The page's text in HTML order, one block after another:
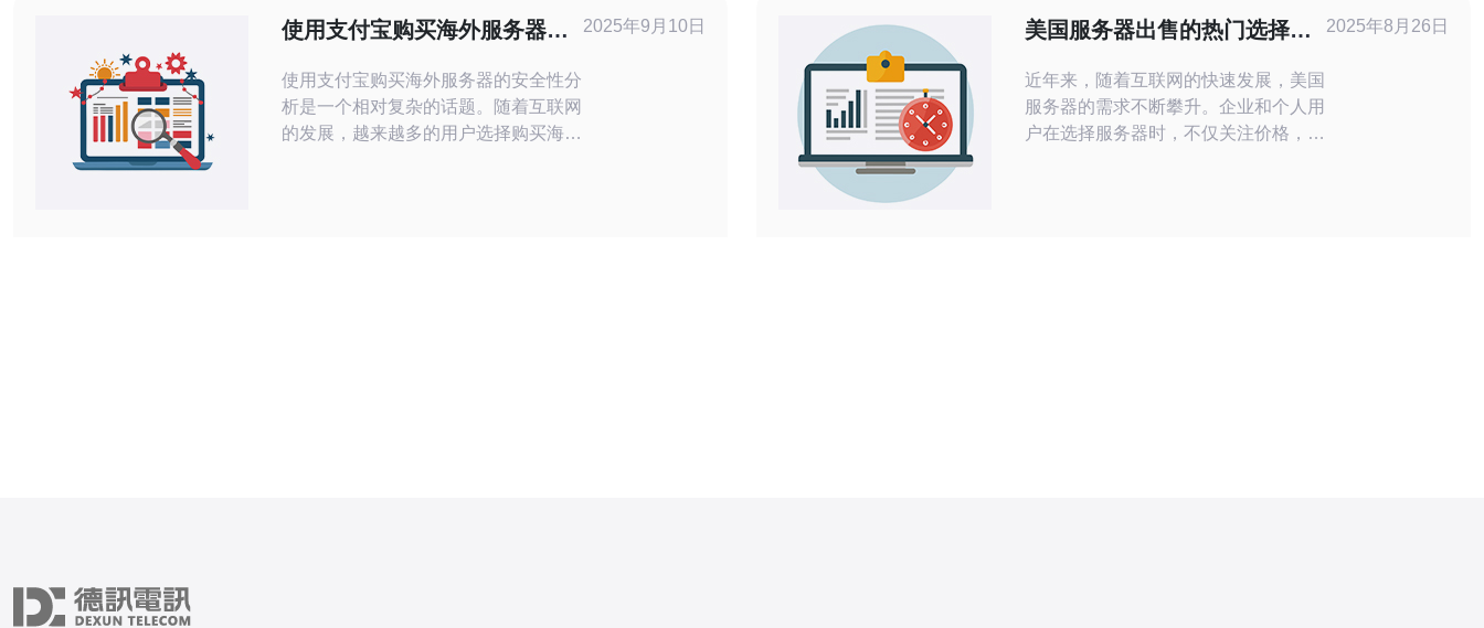
的服务。这些免费额度可能包括一定的
存储空间、计算资源或者
和高速互联网接入，是许多大型网站和
企业的首选服务器位置。
使用支付宝购买海外服务器的
使用支付宝购买海外服务器的安全性分
析是一个相对复杂的话题。随着互联网
的发展，越来越多的用户选择购买海外
2025年9月10日
美国服务器出售的热门选择与
近年来，随着互联网的快速发展，美国
服务器的需求不断攀升。企业和个人用
户在选择服务器时，不仅关注价格，还
2025年8月26日